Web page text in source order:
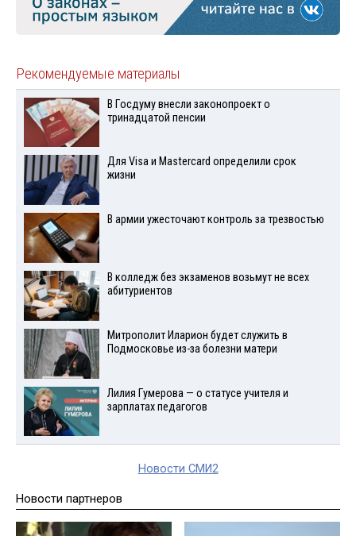
Рекомендуемые материалы
В Госдуму внесли законопроект о
тринадцатой пенсии
Для Visа и Mastercard определили срок
жизни
В армии ужесточают контроль за трезвостью
В колледж без экзаменов возьмут не всех
абитуриентов
Митрополит Иларион будет служить в
Подмосковье из-за болезни матери
Лилия Гумерова — о статусе учителя и
зарплатах педагогов
Новости СМИ2
Новости партнеров